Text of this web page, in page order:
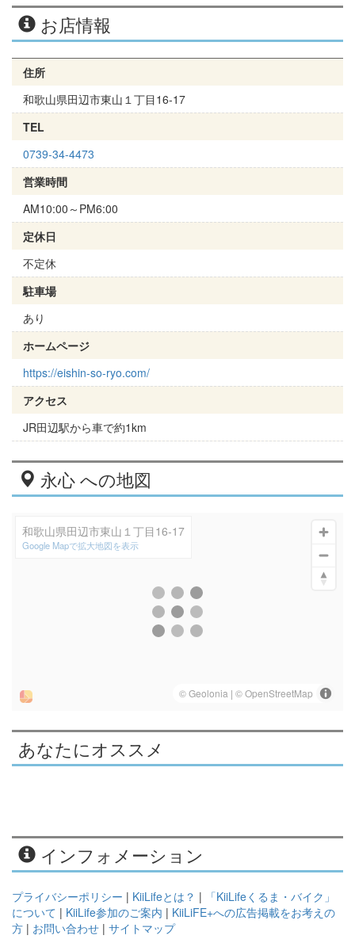
お店情報
住所
和歌山県田辺市東山１丁目16‐17
TEL
0739-34-4473
営業時間
AM10:00～PM6:00
定休日
不定休
駐車場
あり
ホームページ
https://eishin-so-ryo.com/
アクセス
JR田辺駅から車で約1km
永心 への地図
和歌山県田辺市東山１丁目16‐17
Google Mapで拡大地図を表示
あなたにオススメ
インフォメーション
プライバシーポリシー | KiiLifeとは？ |
「KiiLifeくるま・バイク」
について | KiiLife参加のご案内 | KiiLiFE+への広告掲載をお考えの
方 | お問い合わせ | サイトマップ